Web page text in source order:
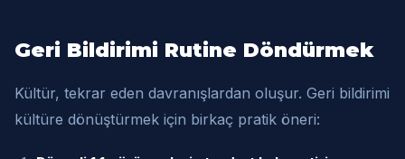
Geri Bildirimi Rutine Döndürmek
Kültür, tekrar eden davranışlardan oluşur. Geri bildirimi
kültüre dönüştürmek için birkaç pratik öneri: